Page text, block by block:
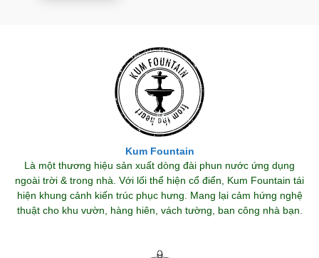
Kum Fountain
Là một thương hiệu sản xuất dòng đài phun nước ứng dụng
ngoài trời & trong nhà. Với lối thể hiện cổ điển, Kum Fountain tái
hiện khung cảnh kiến trúc phục hưng. Mang lại cảm hứng nghệ
thuật cho khu vườn, hàng hiên, vách tường, ban công nhà bạn.